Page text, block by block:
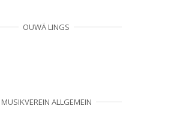
OUWÄ LINGS
MUSIKVEREIN ALLGEMEIN